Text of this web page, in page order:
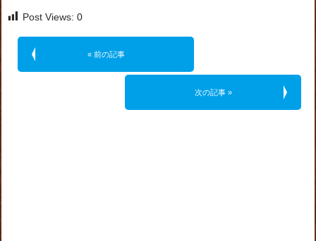
Post Views: 0
« 前の記事
次の記事 »